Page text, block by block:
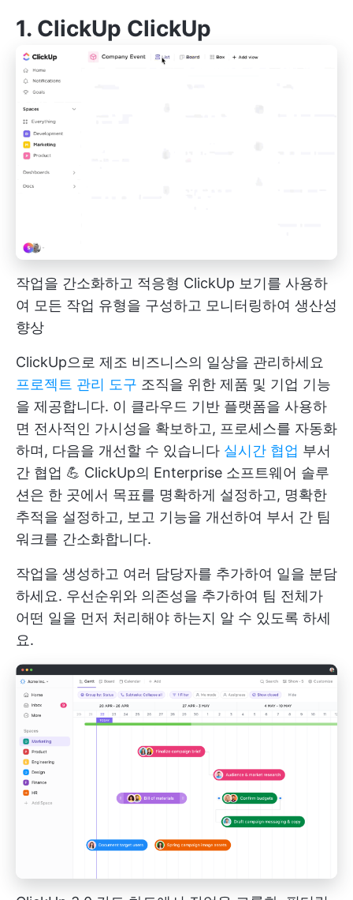
1. ClickUp ClickUp
작업을 간소화하고 적응형 ClickUp 보기를 사용하
여 모든 작업 유형을 구성하고 모니터링하여 생산성
향상
ClickUp으로 제조 비즈니스의 일상을 관리하세요
프로젝트 관리 도구 조직을 위한 제품 및 기업 기능
을 제공합니다. 이 클라우드 기반 플랫폼을 사용하
면 전사적인 가시성을 확보하고, 프로세스를 자동화
하며, 다음을 개선할 수 있습니다 실시간 협업 부서
간 협업 💪 ClickUp의 Enterprise 소프트웨어 솔루
션은 한 곳에서 목표를 명확하게 설정하고, 명확한
추적을 설정하고, 보고 기능을 개선하여 부서 간 팀
워크를 간소화합니다.
작업을 생성하고 여러 담당자를 추가하여 일을 분담
하세요. 우선순위와 의존성을 추가하여 팀 전체가
어떤 일을 먼저 처리해야 하는지 알 수 있도록 하세
요.